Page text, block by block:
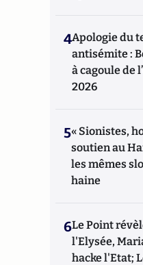
4Apologie du
antisémite :
à cagoule de
2026
5« Sionistes,
soutien au
les mêmes
haine
6Le Point
l'Elysée,
hacke l'Etat;